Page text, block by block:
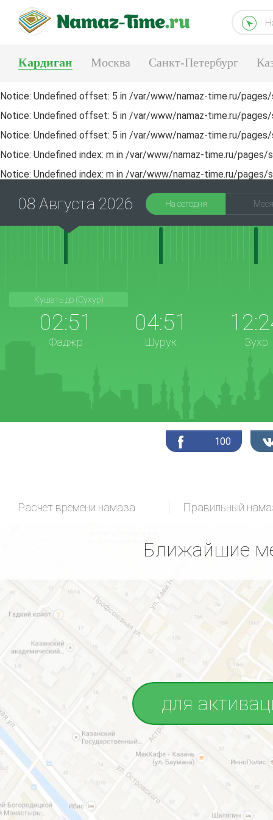
Кардиган Москва Санкт-Петербург
Тюмень Екатеринбург
Notice: Undefined offset: 5 in /var/www/namaz-time.ru/
Notice: Undefined offset: 5 in /var/www/namaz-time.ru/
Notice: Undefined offset: 5 in /var/www/namaz-time.ru/
Notice: Undefined index: m in /var/www/namaz-time.ru/pages/
Notice: Undefined index: m in /var/www/namaz-time.ru/pages/
08 Августа 2026 На сегодня
Кушать до (Сухур)
02:51
Фаджр
04:51
Шурук Зухр
100
Расчет времени намаза
Ближайшие
для